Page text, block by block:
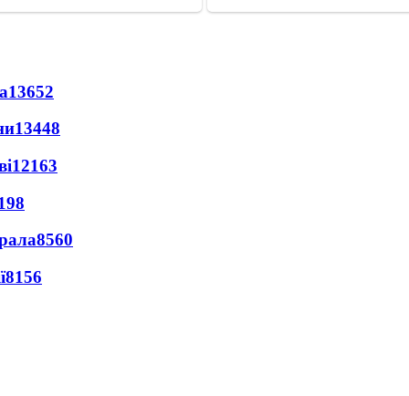
13652
13448
12163
8560
8156